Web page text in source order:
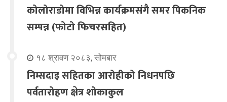
कोलोराडोमा विभिन्न कार्यक्रमसंगै समर पिकनिक
सम्पन्न (फोटो फिचरसहित)
१८ श्रावण २०८३, सोमबार
निम्सदाइ सहितका आरोहीको निधनपछि
पर्वतारोहण क्षेत्र शोकाकुल